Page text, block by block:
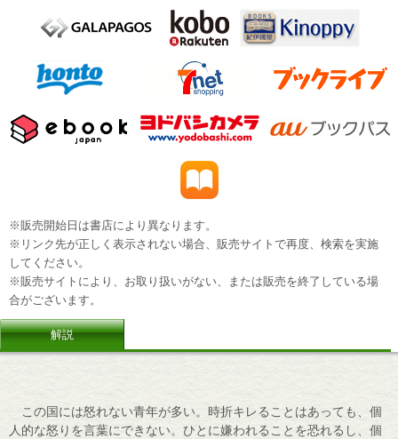
※販売開始日は書店により異なります。
※リンク先が正しく表示されない場合、販売サイトで再度、検索を実施
してください。
※販売サイトにより、お取り扱いがない、または販売を終了している場
合がございます。
解説
この国には怒れない青年が多い。時折キレることはあっても、個
人的な怒りを言葉にできない。ひとに嫌われることを恐れるし、個